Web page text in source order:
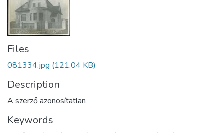
Files
081334.jpg (121.04 KB)
Description
A szerző azonosítatlan
Keywords